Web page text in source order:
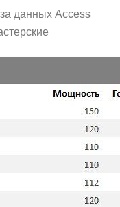
данных Access